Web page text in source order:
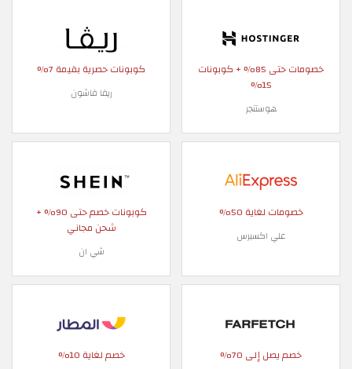
خصومات حتى 85% + كوبونات
15%
هوستنجر
كوبونات حصرية بقيمة 7%
ريفا فاشون
خصومات لغاية 50%
علي اكسبرس
كوبونات خصم حتى 90% +
شحن مجاني
شي ان
خصم يصل إلى 70% خصم لغاية 10%